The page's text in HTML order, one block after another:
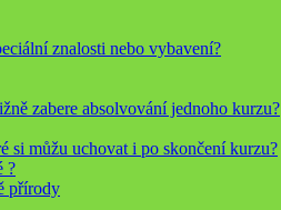
znalosti nebo vybavení?
zabere absolvování jednoho kurzu?
si můžu uchovat i po skončení kurzu?
?
přírody